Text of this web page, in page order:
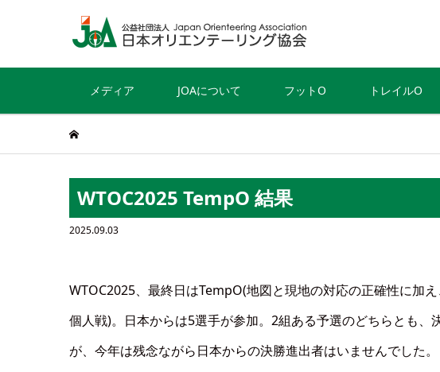
メディア JOAについて フットO トレイルO
WTOC2025 TempO 結果
2025.09.03
WTOC2025、最終日はTempO(地図と現地の対応の正確性に加
個人戦)。日本からは5選手が参加。2組ある予選のどちらとも
が、今年は残念ながら日本からの決勝進出者はいませんでした。